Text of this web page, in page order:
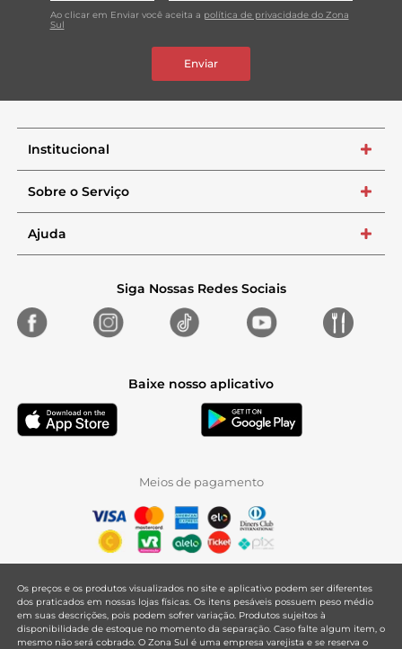
Ao clicar em Enviar você aceita a política de privacidade do Zona
Sul
Enviar
Institucional +
Sobre o Serviço +
Ajuda +
Siga Nossas Redes Sociais
Baixe nosso aplicativo
Meios de pagamento
Os preços e os produtos visualizados no site e aplicativo podem ser diferentes
dos praticados em nossas lojas físicas. Os itens pesáveis possuem peso médio
em suas descrições, pois podem sofrer variação. Produtos sujeitos à
disponibilidade de estoque no momento da separação. Caso falte algum item, o
mesmo não será cobrado. O Zona Sul é uma empresa varejista e se reserva o